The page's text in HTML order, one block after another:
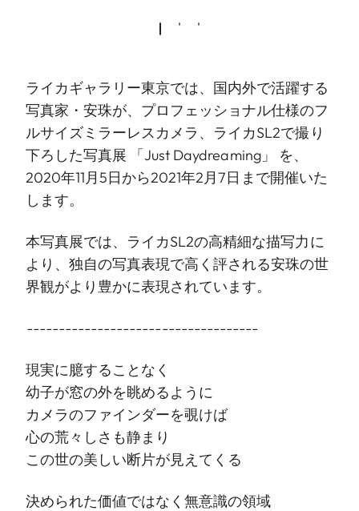
ライカギャラリー東京では、国内外で活躍する
写真家・安珠が、プロフェッショナル仕様のフ
ルサイズミラーレスカメラ、ライカSL2で撮り
下ろした写真展 「Just Daydreaming」 を、
2020年11月5日から2021年2月7日まで開催いた
します。
本写真展では、ライカSL2の高精細な描写力に
より、独自の写真表現で高く評される安珠の世
界観がより豊かに表現されています。
------------------------------------
現実に臆することなく
幼子が窓の外を眺めるように
カメラのファインダーを覗けば
心の荒々しさも静まり
この世の美しい断片が見えてくる
決められた価値ではなく無意識の領域